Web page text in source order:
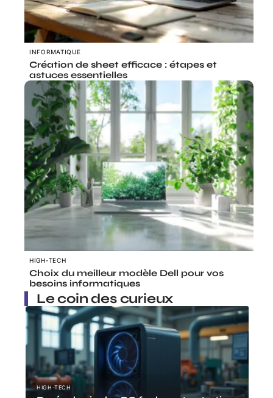
INFORMATIQUE
Création de sheet efficace : étapes et
astuces essentielles
HIGH-TECH
Choix du meilleur modèle Dell pour vos
besoins informatiques
Le coin des curieux
HIGH-TECH